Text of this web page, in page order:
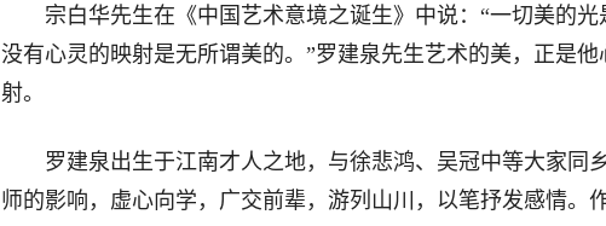
宗白华先生在《中国艺术意境之诞生》中说：“一切美的光
没有心灵的映射是无所谓美的。”罗建泉先生艺术的美，正是
射。
罗建泉出生于江南才人之地，与徐悲鸿、吴冠中等大家同
师的影响，虚心向学，广交前辈，游列山川，以笔抒发感情。